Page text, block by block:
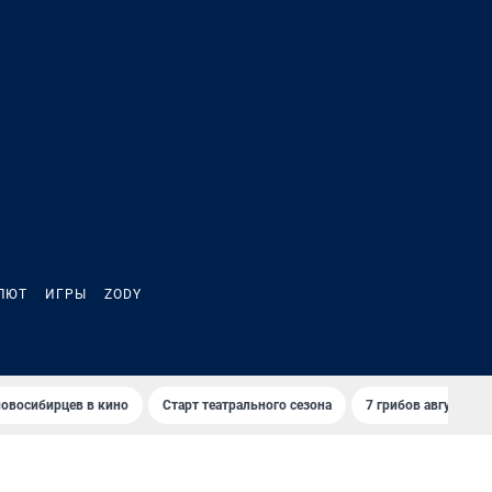
ИГРЫ ZODY
в кино Старт театрального сезона 7 грибов августа